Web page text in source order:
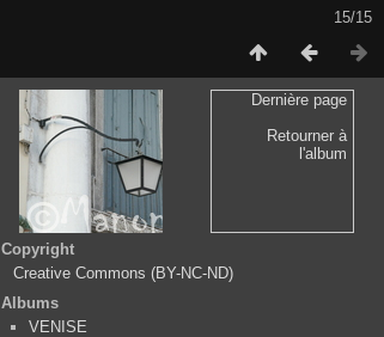
15/15
Dernière page
Retourner à
l'album
Copyright
Creative Commons (BY-NC-ND)
Albums
VENISE